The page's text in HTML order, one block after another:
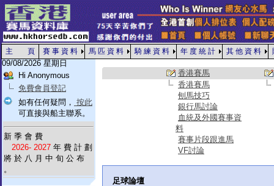
主 頁 賽 事 資 料 馬 匹 資 料 騎 練 資 料 年 度 統 計 其 他 資 料
09/08/2026 星期日
Hi Anonymous
免費會員登記
如有任何疑問， 按此
可直接與船主聯系。
新 季 會 費
2026- 2027 年 費 計 劃
將 於 八 月 中 旬 公 布
。
香港賽馬
香港賽馬
刨馬技巧
銀行馬討論
血統及外國賽事資
料
賽事片段跟進馬
VF討論
足球論壇